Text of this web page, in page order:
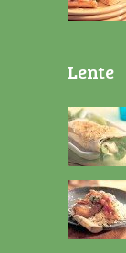
Lente